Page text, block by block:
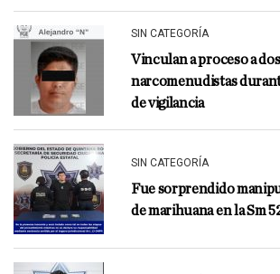
SIN CATEGORÍA
Vinculan a proceso a dos
narcomenudistas
de vigilancia
SIN CATEGORÍA
Fue sorprendido
de marihuana en la Sm